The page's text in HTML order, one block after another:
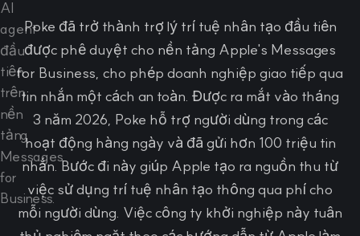
Poke đã trở thành trợ lý trí tuệ nhân tạo đầu tiên
được phê duyệt cho nền tảng Apple's Messages
for Business, cho phép doanh nghiệp giao tiếp qua
tin nhắn một cách an toàn. Được ra mắt vào tháng
3 năm 2026, Poke hỗ trợ người dùng trong các
hoạt động hàng ngày và đã gửi hơn 100 triệu tin
nhắn. Bước đi này giúp Apple tạo ra nguồn thu từ
việc sử dụng trí tuệ nhân tạo thông qua phí cho
mỗi người dùng. Việc công ty khởi nghiệp này tuân